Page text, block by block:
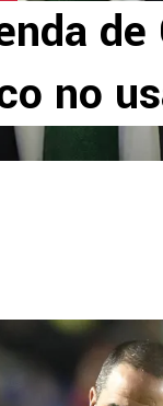
no